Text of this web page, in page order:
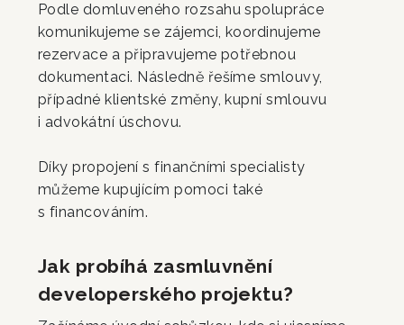
Podle domluveného rozsahu spolupráce
komunikujeme se zájemci, koordinujeme
rezervace a připravujeme potřebnou
dokumentaci. Následně řešíme smlouvy,
případné klientské změny, kupní smlouvu
i advokátní úschovu.
Díky propojení s finančními specialisty
můžeme kupujícím pomoci také
s financováním.
Jak probíhá zasmluvnění
developerského projektu?